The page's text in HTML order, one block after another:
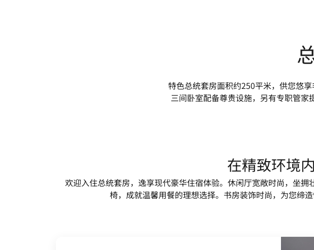
特色总统套房面积约250平米，供您悠
三间卧室配备尊贵设施，另有专职管
在精致环境
欢迎入住总统套房，逸享现代豪华住宿体验。休闲厅宽敞时尚，坐
椅，成就温馨用餐的理想选择。书房装饰时尚，为您缔